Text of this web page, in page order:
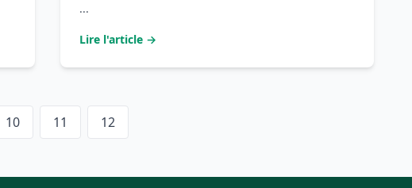
...
Lire l'article →
10 11 12